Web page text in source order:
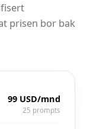
prisen bor bak
99 USD/mnd
25 prompts